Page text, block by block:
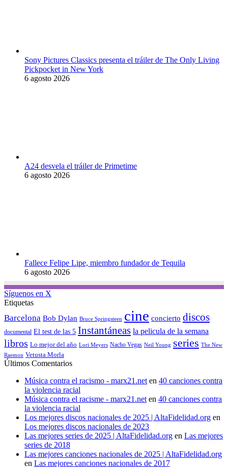
Sony Pictures Classics presenta el tráiler de The Only Living
Pickpocket in New York
6 agosto 2026
A24 desvela el tráiler de Primetime
6 agosto 2026
Fallece Felipe Lipe, miembro fundador de Tequila
6 agosto 2026
Síguenos en X
Etiquetas
Barcelona Bob Dylan Bruce Springsteen cine concierto discos
documental El test de las 5 Instantáneas la pelicula de la semana
libros Lo mejor del año Lori Meyers Nacho Vegas Neil Young series The New
Raemon Vetusta Morla
Últimos Comentarios
Música contra el racismo - marx21.neten 40 canciones contra
la violencia racial
Música contra el racisme - marx21.neten 40 canciones contra
la violencia racial
Los mejores discos nacionales de 2025 | AltaFidelidad.org en
Los mejores discos nacionales de 2023
Las mejores series de 2025 | AltaFidelidad.org en Las mejores
series de 2018
Las mejores canciones nacionales de 2025 | AltaFidelidad.org
en Las mejores canciones nacionales de 2017